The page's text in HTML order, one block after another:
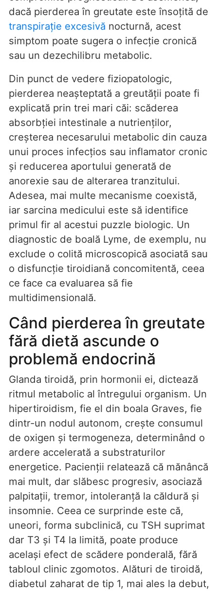
dacă pierderea în greutate este însoțită de
transpirație excesivă nocturnă, acest
simptom poate sugera o infecție cronică
sau un dezechilibru metabolic.
Din punct de vedere fiziopatologic,
pierderea neașteptată a greutății poate fi
explicată prin trei mari căi: scăderea
absorbției intestinale a nutrienților,
creșterea necesarului metabolic din cauza
unui proces infecțios sau inflamator cronic
și reducerea aportului generată de
anorexie sau de alterarea tranzitului.
Adesea, mai multe mecanisme coexistă,
iar sarcina medicului este să identifice
primul fir al acestui puzzle biologic. Un
diagnostic de boală Lyme, de exemplu, nu
exclude o colită microscopică asociată sau
o disfuncție tiroidiană concomitentă, ceea
ce face ca evaluarea să fie
multidimensională.
Când pierderea în greutate
fără dietă ascunde o
problemă endocrină
Glanda tiroidă, prin hormonii ei, dictează
ritmul metabolic al întregului organism. Un
hipertiroidism, fie el din boala Graves, fie
dintr-un nodul autonom, crește consumul
de oxigen și termogeneza, determinând o
ardere accelerată a substraturilor
energetice. Pacienții relatează că mănâncă
mai mult, dar slăbesc progresiv, asociază
palpitații, tremor, intoleranță la căldură și
insomnie. Ceea ce surprinde este că,
uneori, forma subclinică, cu TSH suprimat
dar T3 și T4 la limită, poate produce
același efect de scădere ponderală, fără
tabloul clinic zgomotos. Alături de tiroidă,
diabetul zaharat de tip 1, mai ales la debut,